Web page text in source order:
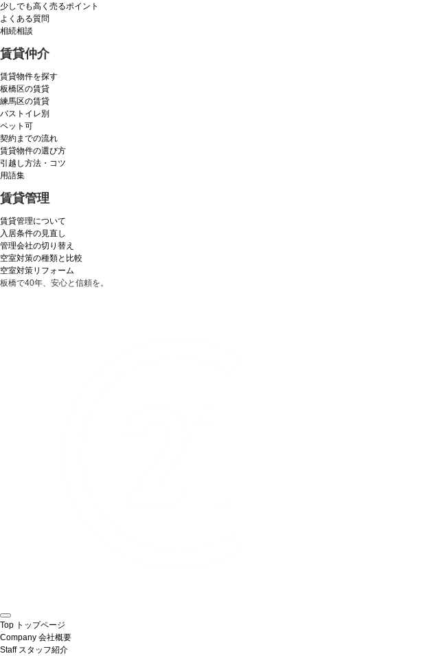
少しでも高く売るポイント
よくある質問
相続相談
賃貸仲介
賃貸物件を探す
板橋区の賃貸
練馬区の賃貸
バストイレ別
ペット可
契約までの流れ
賃貸物件の選び方
引越し方法・コツ
用語集
賃貸管理
賃貸管理について
入居条件の見直し
管理会社の切り替え
空室対策の種類と比較
空室対策リフォーム
板橋で40年、安心と信頼を。
Top トップページ
Company 会社概要
Staff スタッフ紹介